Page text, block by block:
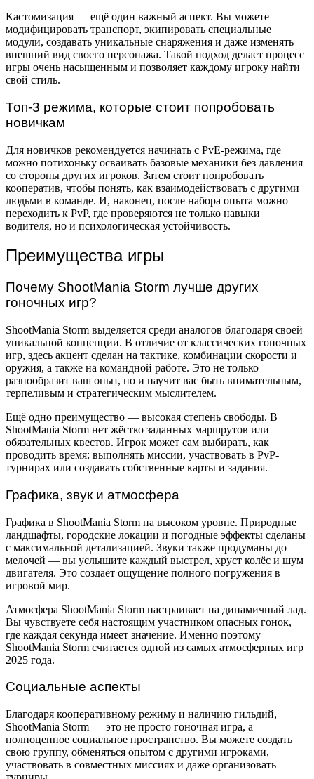
Кастомизация — ещё один важный аспект. Вы можете
модифицировать транспорт, экипировать специальные
модули, создавать уникальные снаряжения и даже изменять
внешний вид своего персонажа. Такой подход делает процесс
игры очень насыщенным и позволяет каждому игроку найти
свой стиль.
Топ-3 режима, которые стоит попробовать
новичкам
Для новичков рекомендуется начинать с PvE-режима, где
можно потихоньку осваивать базовые механики без давления
со стороны других игроков. Затем стоит попробовать
кооператив, чтобы понять, как взаимодействовать с другими
людьми в команде. И, наконец, после набора опыта можно
переходить к PvP, где проверяются не только навыки
водителя, но и психологическая устойчивость.
Преимущества игры
Почему ShootMania Storm лучше других
гоночных игр?
ShootMania Storm выделяется среди аналогов благодаря своей
уникальной концепции. В отличие от классических гоночных
игр, здесь акцент сделан на тактике, комбинации скорости и
оружия, а также на командной работе. Это не только
разнообразит ваш опыт, но и научит вас быть внимательным,
терпеливым и стратегическим мыслителем.
Ещё одно преимущество — высокая степень свободы. В
ShootMania Storm нет жёстко заданных маршрутов или
обязательных квестов. Игрок может сам выбирать, как
проводить время: выполнять миссии, участвовать в PvP-
турнирах или создавать собственные карты и задания.
Графика, звук и атмосфера
Графика в ShootMania Storm на высоком уровне. Природные
ландшафты, городские локации и погодные эффекты сделаны
с максимальной детализацией. Звуки также продуманы до
мелочей — вы услышите каждый выстрел, хруст колёс и шум
двигателя. Это создаёт ощущение полного погружения в
игровой мир.
Атмосфера ShootMania Storm настраивает на динамичный лад.
Вы чувствуете себя настоящим участником опасных гонок,
где каждая секунда имеет значение. Именно поэтому
ShootMania Storm считается одной из самых атмосферных игр
2025 года.
Социальные аспекты
Благодаря кооперативному режиму и наличию гильдий,
ShootMania Storm — это не просто гоночная игра, а
полноценное социальное пространство. Вы можете создать
свою группу, обменяться опытом с другими игроками,
участвовать в совместных миссиях и даже организовать